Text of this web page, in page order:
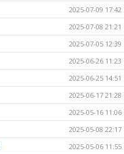
2025-07-09 17:42
2025-07-08 21:21
2025-07-05 12:39
2025-06-26 11:23
2025-06-25 14:51
2025-06-17 21:28
2025-05-16 11:06
2025-05-08 22:17
2025-05-06 11:55